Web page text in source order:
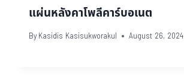
แผ่นหลังคาโพลีคาร์บอเนต
By Kasidis Kasisukworakul August 26, 2024